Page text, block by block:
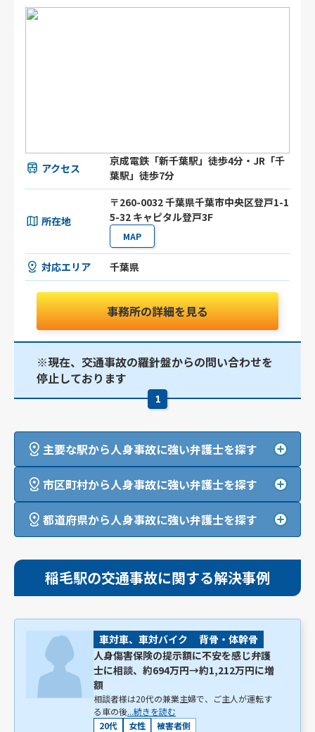
アクセス
京成電鉄「新千葉駅」徒歩4分・JR「千
葉駅」徒歩7分
所在地
〒260-0032 千葉県千葉市中央区登戸1-1
5-32 キャピタル登戸3F
MAP
対応エリア 千葉県
事務所の詳細を見る
※現在、交通事故の羅針盤からの問い合わせを
停止しております
1
主要な駅から人身事故に強い弁護士を探す
市区町村から人身事故に強い弁護士を探す
都道府県から人身事故に強い弁護士を探す
稲毛駅の交通事故に関する解決事例
車対車、車対バイク
背骨・体幹骨
人身傷害保険の提示額に不安を感じ弁護
士に相談、約694万円→約1,212万円に増
額
相談者様は20代の兼業主婦で、ご主人が運転す
る車の後...続きを読む
20代
女性 被害者側